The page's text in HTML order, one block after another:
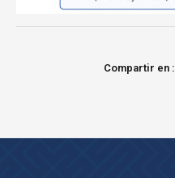
Compartir en :